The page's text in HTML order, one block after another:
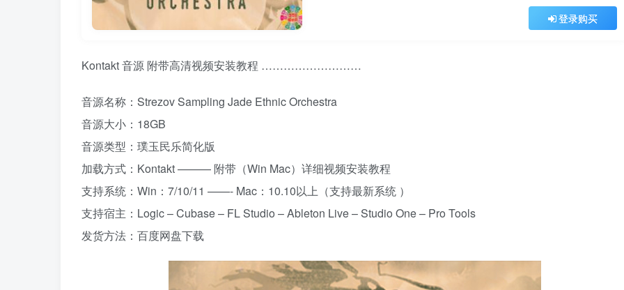
登录购买
Kontakt 音源 附带高清视频安装教程 ………………………
音源名称：Strezov Sampling Jade Ethnic Orchestra
音源大小：18GB
音源类型：璞玉民乐简化版
加载方式：Kontakt ——— 附带（Win Mac）详细视频安装教程
支持系统：Win：7/10/11 ——- Mac：10.10以上（支持最新系统 ）
支持宿主：Logic – Cubase – FL Studio – Ableton Live – Studio One – Pro Tools
发货方法：百度网盘下载